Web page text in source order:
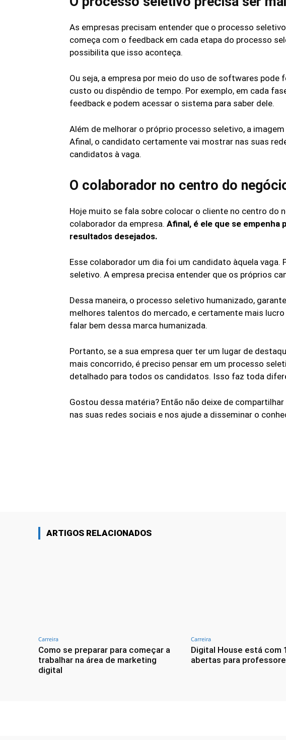
As empresas precisam entender que o processo
começa com o feedback em cada etapa do processo
possibilita que isso aconteça.
Ou seja, a empresa por meio do uso de softwares pode
custo ou dispêndio de tempo. Por exemplo, em cada
feedback e podem acessar o sistema para saber dele.
Além de melhorar o próprio processo seletivo, a
Afinal, o candidato certamente vai mostrar nas suas
candidatos à vaga.
O colaborador no centro do
Hoje muito se fala sobre colocar o cliente no centro do
colaborador da empresa. Afinal, é ele que se empenha
resultados desejados.
Esse colaborador um dia foi um candidato àquela vaga.
seletivo. A empresa precisa entender que os próprios
Dessa maneira, o processo seletivo humanizado,
melhores talentos do mercado, e certamente mais
falar bem dessa marca humanizada.
Portanto, se a sua empresa quer ter um lugar de
mais concorrido, é preciso pensar em um processo
detalhado para todos os candidatos. Isso faz toda
Gostou dessa matéria? Então não deixe de
nas suas redes sociais e nos ajude a disseminar o
ARTIGOS RELACIONADOS
Carreira
Como se preparar para começar a
trabalhar na área de marketing
digital
Carreira
Digital House está com
abertas para